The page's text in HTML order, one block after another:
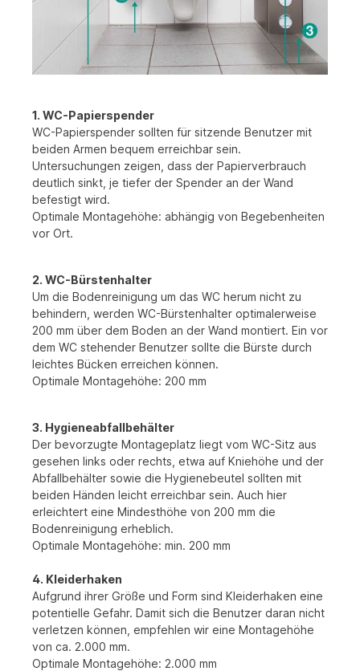
1. WC-Papierspender
WC-Papierspender sollten für sitzende Benutzer mit
beiden Armen bequem erreichbar sein.
Untersuchungen zeigen, dass der Papierverbrauch
deutlich sinkt, je tiefer der Spender an der Wand
befestigt wird.
Optimale Montagehöhe: abhängig von Begebenheiten
vor Ort.
2. WC-Bürstenhalter
Um die Bodenreinigung um das WC herum nicht zu
behindern, werden WC-Bürstenhalter optimalerweise
200 mm über dem Boden an der Wand montiert. Ein vor
dem WC stehender Benutzer sollte die Bürste durch
leichtes Bücken erreichen können.
Optimale Montagehöhe: 200 mm
3. Hygieneabfallbehälter
Der bevorzugte Montageplatz liegt vom WC-Sitz aus
gesehen links oder rechts, etwa auf Kniehöhe und der
Abfallbehälter sowie die Hygienebeutel sollten mit
beiden Händen leicht erreichbar sein. Auch hier
erleichtert eine Mindesthöhe von 200 mm die
Bodenreinigung erheblich.
Optimale Montagehöhe: min. 200 mm
4. Kleiderhaken
Aufgrund ihrer Größe und Form sind Kleiderhaken eine
potentielle Gefahr. Damit sich die Benutzer daran nicht
verletzen können, empfehlen wir eine Montagehöhe
von ca. 2.000 mm.
Optimale Montagehöhe: 2.000 mm